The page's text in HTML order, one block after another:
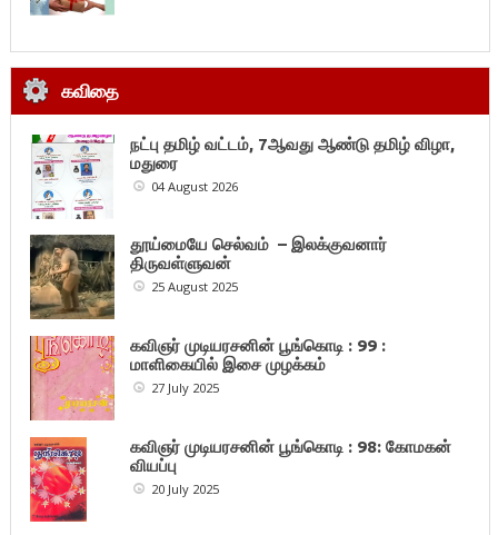
கவிதை
நட்பு தமிழ் வட்டம், 7ஆவது ஆண்டு தமிழ் விழா,
மதுரை
04 August 2026
தூய்மையே செல்வம் – இலக்குவனார்
திருவள்ளுவன்
25 August 2025
கவிஞர் முடியரசனின் பூங்கொடி : 99 :
மாளிகையில் இசை முழக்கம்
27 July 2025
கவிஞர் முடியரசனின் பூங்கொடி : 98: கோமகன்
வியப்பு
20 July 2025